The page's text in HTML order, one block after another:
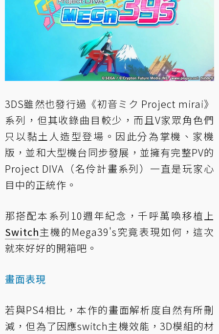
3DS雖然也發行過《初音ミク Project mirai》
系列，但其收錄曲目較少，而且V家眾角色們
只以黏土人造型登場。因此分為掌機、家機
版，並和大型機台同步發展，並擁有完整PV的
Project DIVA（名伶計畫系列）一直是玩家心
目中的正統作。
那搭配本系列10週年紀念，千呼萬喚移植上
Switch主機的Mega39's究竟表現如何，這次
就來好好的開箱吧。
畫面表現
若與PS4相比，本作的畫面解析度自然有所刪
減，但為了因應switch主機效能，3D模組的材